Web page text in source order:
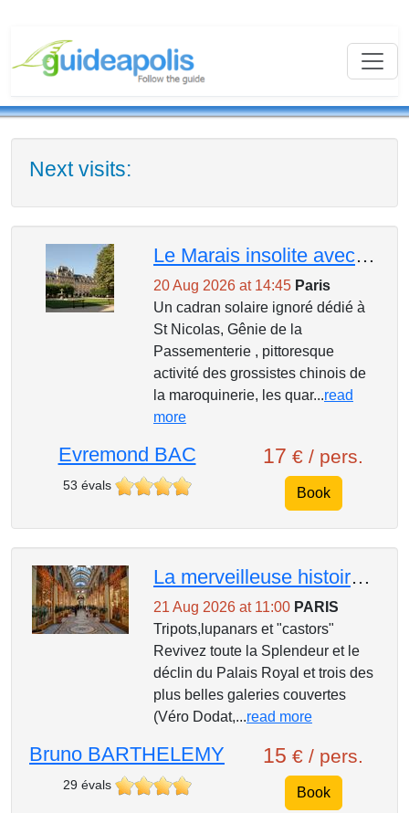
Next visits:
Le Marais insolite avec le plus ancien quartier chinois
20 Aug 2026 at 14:45 Paris
Un cadran solaire ignoré dédié à
St Nicolas, Gênie de la
Passementerie , pittoresque
activité des grossistes chinois de
la maroquinerie, les quar...read
more
Evremond BAC
53 évals
17 € / pers.
Book
La merveilleuse histoire du Palais royal et des plus belles galeries (Vivienne,Colbert,Vero Dodat)
21 Aug 2026 at 11:00 PARIS
Tripots,lupanars et "castors"
Revivez toute la Splendeur et le
déclin du Palais Royal et trois des
plus belles galeries couvertes
(Véro Dodat,...read more
Bruno BARTHELEMY
29 évals
15 € / pers.
Book